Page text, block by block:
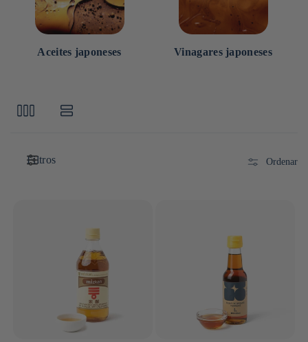
Aceites japoneses Vinagares japoneses
Filtros Ordenar